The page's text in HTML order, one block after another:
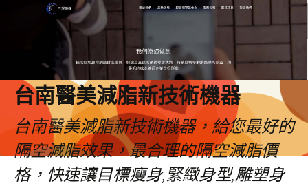
台南醫美減脂新技術機器
台南醫美減脂新技術機器，給您最好的
隔空減脂效果，最合理的隔空減脂價
格，快速讓目標瘦身,緊緻身型,雕塑身